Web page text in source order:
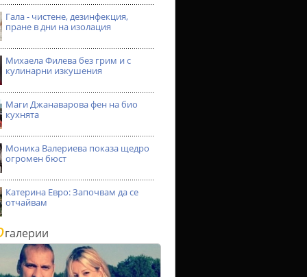
Гала - чистене, дезинфекция,
пране в дни на изолация
Михаела Филева без грим и с
кулинарни изкушения
Маги Джанаварова фен на био
кухнята
Моника Валериева показа щедро
огромен бюст
Катерина Евро: Започвам да се
отчайвам
галерии